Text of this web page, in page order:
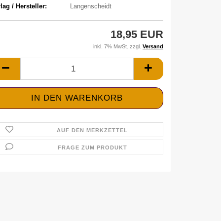
/ Hersteller: Langenscheidt
18,95 EUR
inkl. 7% MwSt. zzgl. Versand
AUF DEN MERKZETTEL
FRAGE ZUM PRODUKT